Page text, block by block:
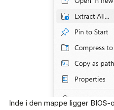
Inde i den mappe ligger